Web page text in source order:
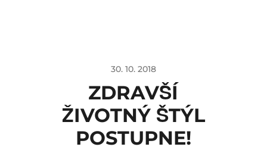
30. 10. 2018
ZDRAVŠÍ
ŽIVOTNÝ ŠTÝL
POSTUPNE!